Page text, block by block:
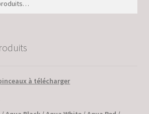
à télécharger